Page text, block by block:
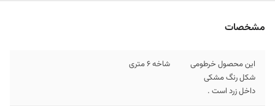
مشخصات
این محصول خرطومی
شکل رنگ مشکی
داخل زرد است .
شاخه 6 متری